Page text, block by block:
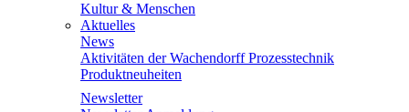
Kultur & Menschen
Aktuelles
News
Aktivitäten der Wachendorff Prozesstechnik
Produktneuheiten
Newsletter